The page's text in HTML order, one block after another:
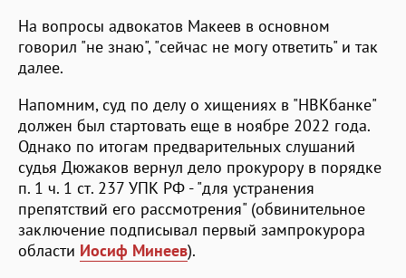
На вопросы адвокатов Макеев в основном
говорил "не знаю", "сейчас не могу ответить" и так
далее.
Напомним, суд по делу о хищениях в "НВКбанке"
должен был стартовать еще в ноябре 2022 года.
Однако по итогам предварительных слушаний
судья Дюжаков вернул дело прокурору в порядке
п. 1 ч. 1 ст. 237 УПК РФ - "для устранения
препятствий его рассмотрения" (обвинительное
заключение подписывал первый зампрокурора
области Иосиф Минеев).